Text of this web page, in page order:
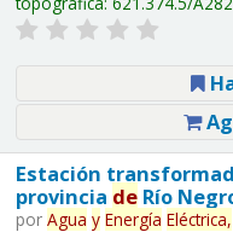
Estación
provincia deRío
por Agua y Energía Eléctrica,